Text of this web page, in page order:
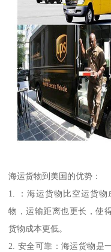
海运货物到美国的优势：
1. ：海运货物比空运货
物，运输距离也更长，使
货物成本更低。
2. 安全可靠：海运货物是